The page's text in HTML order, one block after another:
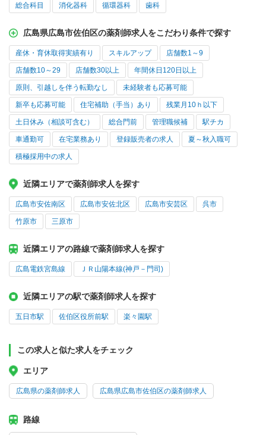
総合科目 消化器科 循環器科 歯科
広島県広島市佐伯区の薬剤師求人をこだわり条件で探す
産休・育休取得実績有り スキルアップ 店舗数1～9
店舗数10～29 店舗数30以上 年間休日120日以上
原則、引越しを伴う転勤なし 未経験者も応募可能
新卒も応募可能 住宅補助（手当）あり 残業月10ｈ以下
土日休み（相談可含む） 総合門前 管理職候補 駅チカ
車通勤可 在宅業務あり 登録販売者の求人 夏～秋入職可
積極採用中の求人
近隣エリアで薬剤師求人を探す
広島市安佐南区 広島市安佐北区 広島市安芸区 呉市
竹原市 三原市
近隣エリアの路線で薬剤師求人を探す
広島電鉄宮島線 ＪＲ山陽本線(神戸－門司)
近隣エリアの駅で薬剤師求人を探す
五日市駅 佐伯区役所前駅 楽々園駅
この求人と似た求人をチェック
エリア
広島県の薬剤師求人 広島県広島市佐伯区の薬剤師求人
路線